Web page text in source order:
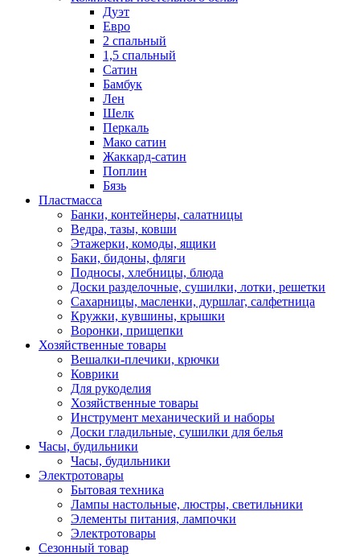
Дуэт
Евро
2 спальный
1,5 спальный
Сатин
Бамбук
Лен
Шелк
Перкаль
Мако сатин
Жаккард-сатин
Поплин
Бязь
Пластмасса
Банки, контейнеры, салатницы
Ведра, тазы, ковши
Этажерки, комоды, ящики
Баки, бидоны, фляги
Подносы, хлебницы, блюда
Доски разделочные, сушилки, лотки, решетки
Сахарницы, масленки, дуршлаг, салфетница
Кружки, кувшины, крышки
Воронки, прищепки
Хозяйственные товары
Вешалки-плечики, крючки
Коврики
Для рукоделия
Хозяйственные товары
Инструмент механический и наборы
Доски гладильные, сушилки для белья
Часы, будильники
Часы, будильники
Электротовары
Бытовая техника
Лампы настольные, люстры, светильники
Элементы питания, лампочки
Электротовары
Сезонный товар